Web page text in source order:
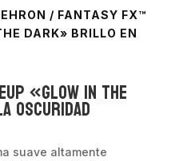
/ FANTASY FX™
DARK» BRILLO EN
«Glow in the
oscuridad
suave altamente